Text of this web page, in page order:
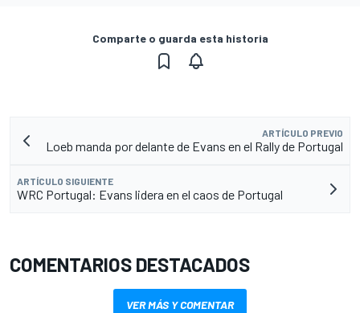
Comparte o guarda esta historia
ARTÍCULO PREVIO
Loeb manda por delante de Evans en el Rally de Portugal
ARTÍCULO SIGUIENTE
WRC Portugal: Evans lidera en el caos de Portugal
COMENTARIOS DESTACADOS
VER MÁS Y COMENTAR